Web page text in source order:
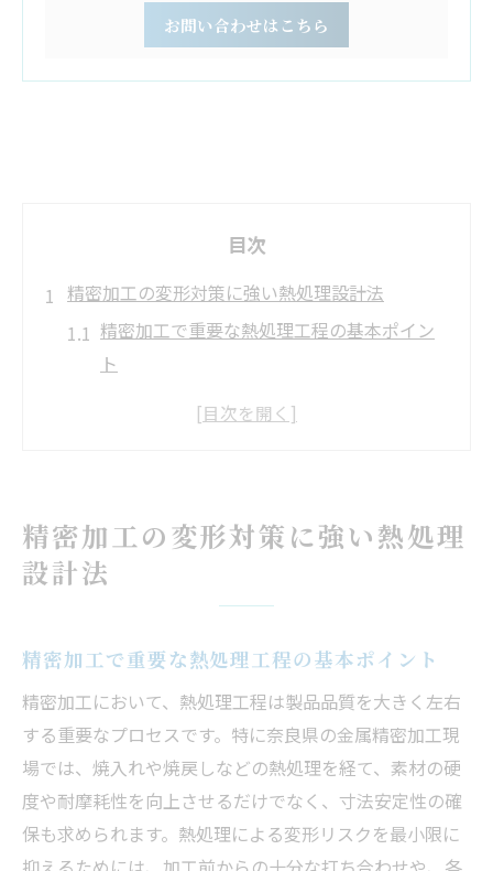
お問い合わせはこちら
目次
精密加工の変形対策に強い熱処理設計法
精密加工で重要な熱処理工程の基本ポイン
ト
焼入れ時の寸法変化を予測する設計法
取り代設計が精密加工の品質を左右する理
由
精密加工で焼入れ後の寸法変化をどう予測
熱処理後の変寸傾向を活かした設計手法
焼入れ変形予測に役立つ精密加工のポイン
ト
取り代設計で変寸リスクを最小限に抑える
方法
精密加工の変形対策に強い熱処理
設計法
精密加工で重要な熱処理工程の基本ポイント
精密加工において、熱処理工程は製品品質を大きく左右
する重要なプロセスです。特に奈良県の金属精密加工現
場では、焼入れや焼戻しなどの熱処理を経て、素材の硬
度や耐摩耗性を向上させるだけでなく、寸法安定性の確
保も求められます。熱処理による変形リスクを最小限に